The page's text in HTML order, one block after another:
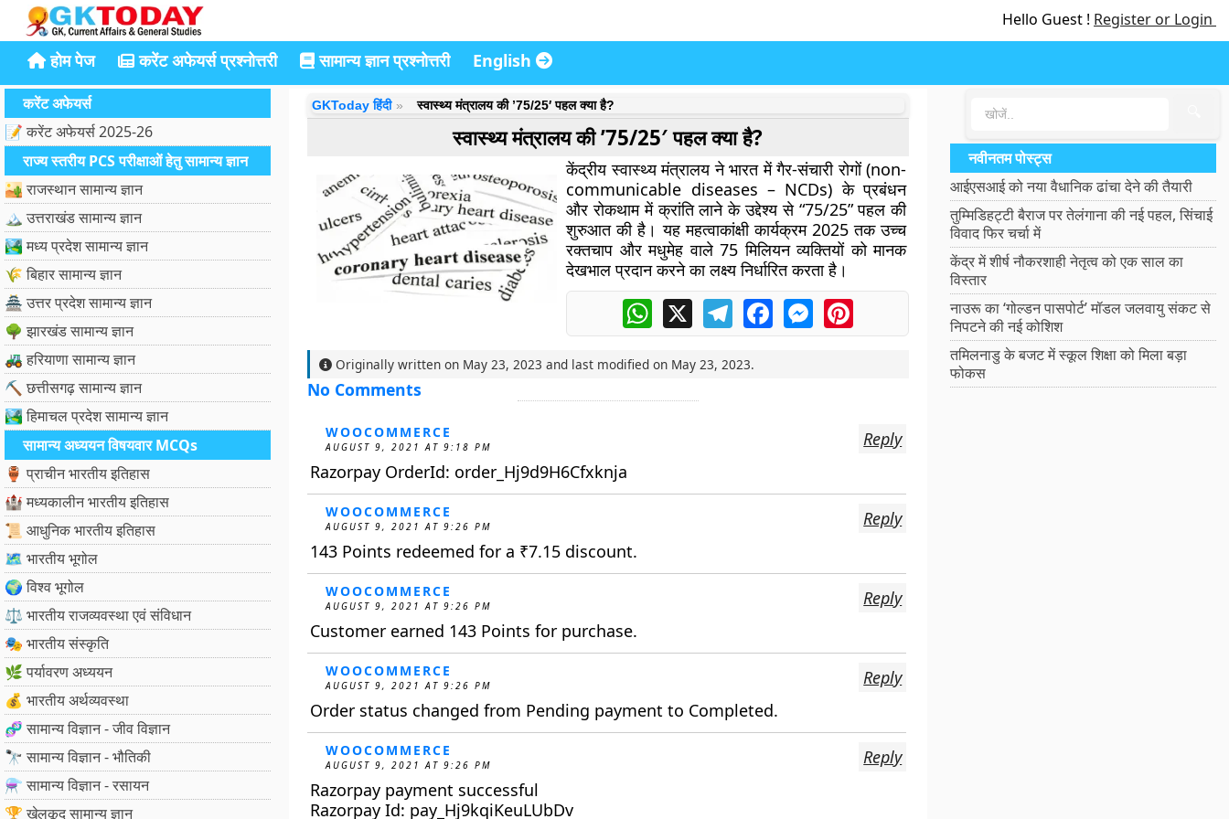
Hello Guest ! Register or Login
होम पेज करेंट अफेयर्स प्रश्नोत्तरी सामान्य ज्ञान प्रश्नोत्तरी English
करेंट अफेयर्स
📝 करेंट अफेयर्स 2025-26
राज्य स्तरीय PCS परीक्षाओं हेतु सामान्य ज्ञान
🏜️ राजस्थान सामान्य ज्ञान
🏔️ उत्तराखंड सामान्य ज्ञान
🏞️ मध्य प्रदेश सामान्य ज्ञान
🌾 बिहार सामान्य ज्ञान
🏯 उत्तर प्रदेश सामान्य ज्ञान
🌳 झारखंड सामान्य ज्ञान
🚜 हरियाणा सामान्य ज्ञान
⛏️ छत्तीसगढ़ सामान्य ज्ञान
🏞️ हिमाचल प्रदेश सामान्य ज्ञान
सामान्य अध्ययन विषयवार MCQs
🏺 प्राचीन भारतीय इतिहास
🏰 मध्यकालीन भारतीय इतिहास
📜 आधुनिक भारतीय इतिहास
🗺️ भारतीय भूगोल
🌍 विश्व भूगोल
⚖️ भारतीय राजव्यवस्था एवं संविधान
🎭 भारतीय संस्कृति
🌿 पर्यावरण अध्ययन
💰 भारतीय अर्थव्यवस्था
🧬 सामान्य विज्ञान - जीव विज्ञान
🔭 सामान्य विज्ञान - भौतिकी
⚗️ सामान्य विज्ञान - रसायन
🏆 खेलकूद सामान्य ज्ञान
GKToday हिंदी स्वास्थ्य मंत्रालय की ’75/25′ पहल क्या है?
स्वास्थ्य मंत्रालय की ’75/25′ पहल क्या है?
केंद्रीय स्वास्थ्य मंत्रालय ने भारत में गैर-संचारी रोगों (non-
communicable diseases – NCDs) के प्रबंधन
और रोकथाम में क्रांति लाने के उद्देश्य से “75/25” पहल की
शुरुआत की है। यह महत्वाकांक्षी कार्यक्रम 2025 तक उच्च
रक्तचाप और मधुमेह वाले 75 मिलियन व्यक्तियों को मानक
देखभाल प्रदान करने का लक्ष्य निर्धारित करता है।
WhatsApp
X TelegramFacebookMessengerPinterest
Originally written on May 23, 2023 and last modified on May 23, 2023.
No Comments
WOOCOMMERCE
AUGUST 9, 2021 AT 9:18 PM
Razorpay OrderId: order_Hj9d9H6Cfxknja
Reply
WOOCOMMERCE
AUGUST 9, 2021 AT 9:26 PM
143 Points redeemed for a ₹7.15discount.
Reply
WOOCOMMERCE
AUGUST 9, 2021 AT 9:26 PM
Customer earned 143 Points for purchase.
Reply
WOOCOMMERCE
AUGUST 9, 2021 AT 9:26 PM
Order status changed from Pending payment to Completed.
Reply
WOOCOMMERCE
AUGUST 9, 2021 AT 9:26 PM
Razorpay payment successful
Razorpay Id: pay_Hj9kqiKeuLUbDv
Reply
नवीनतम पोस्ट्स
आईएसआई को नया वैधानिक ढांचा देने की तैयारी
तुम्मिडिहट्टी बैराज पर तेलंगाना की नई पहल, सिंचाई
विवाद फिर चर्चा में
केंद्र में शीर्ष नौकरशाही नेतृत्व को एक साल का
विस्तार
नाउरू का ‘गोल्डन पासपोर्ट’ मॉडल जलवायु संकट से
निपटने की नई कोशिश
तमिलनाडु के बजट में स्कूल शिक्षा को मिला बड़ा
फोकस